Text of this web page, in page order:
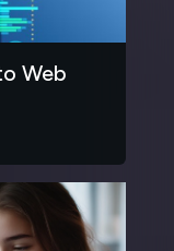
Web